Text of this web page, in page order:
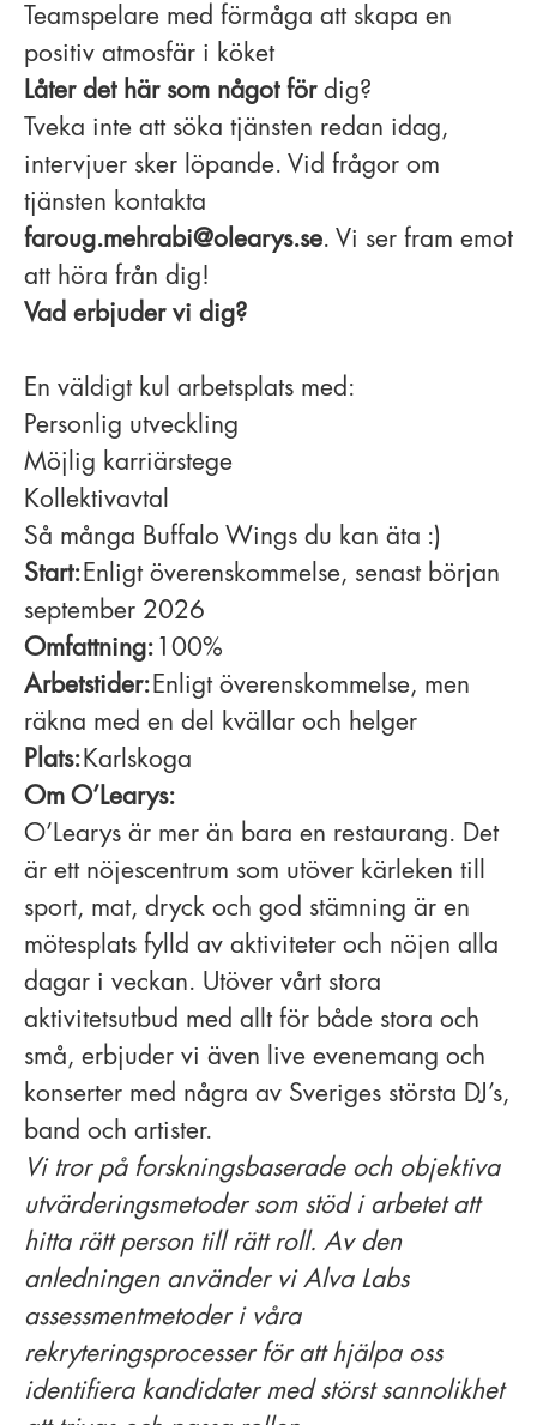
Teamspelare med förmåga att skapa en
positiv atmosfär i köket
Låter det här som något fördig?
Tveka inte att söka tjänsten redan idag,
intervjuer sker löpande. Vid frågor om
tjänsten kontakta
faroug.mehrabi@olearys.se. Vi ser fram emot
att höra från dig!
Vad erbjuder vi dig?
En väldigt kul arbetsplats med:
Personlig utveckling
Möjlig karriärstege
Kollektivavtal
Så många Buffalo Wings du kan äta :)
Start: Enligt överenskommelse, senast början
september 2026
Omfattning: 100%
Arbetstider: Enligt överenskommelse, men
räkna med en del kvällar och helger
Plats: Karlskoga
Om O’Learys:
O’Learys är mer än bara en restaurang. Det
är ett nöjescentrum som utöver kärleken till
sport, mat, dryck och god stämning är en
mötesplats fylld av aktiviteter och nöjen alla
dagar i veckan. Utöver vårt stora
aktivitetsutbud med allt för både stora och
små, erbjuder vi även live evenemang och
konserter med några av Sveriges största DJ’s,
band och artister.
Vi tror på forskningsbaserade och objektiva
utvärderingsmetoder som stöd i arbetet att
hitta rätt person till rätt roll. Av den
anledningen använder vi Alva Labs
assessmentmetoder i våra
rekryteringsprocesser för att hjälpa oss
identifiera kandidater med störst sannolikhet